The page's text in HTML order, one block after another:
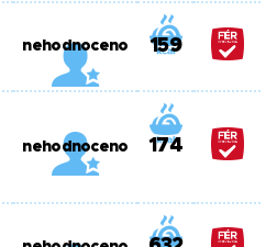
nehodnoceno 159
nehodnoceno 174